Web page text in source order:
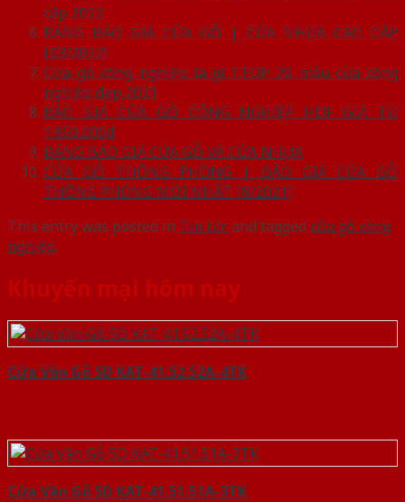
cấp 2022
BẢNG BÁO GIÁ CỬA GỖ | CỬA NHỰA CAO CẤP
[03/2022]
Cửa gỗ công nghiệp là gì ?.TOP 20 mẫu cửa công
nghiệp đẹp 2021
BÁO GIÁ CỬA GỖ CÔNG NGHIỆP HDF GIÁ TỪ
1.850.000đ
BẢNG BÁO GIÁ CỬA GỖ VÀ CỬA NHỰA
CỬA GỖ THÔNG PHÒNG | BÁO GIÁ CỬA GỖ
THÔNG PHÒNG MỚI NHẤT [8/2021]
This entry was posted in Tin tứcand tagged cửa gỗ công
nghiệp.
Khuyến mại hôm nay
Cửa Vân Gỗ 5D KAT-41.52.52A-4TK
Cửa Vân Gỗ 5D KAT-41.51.51A-3TK